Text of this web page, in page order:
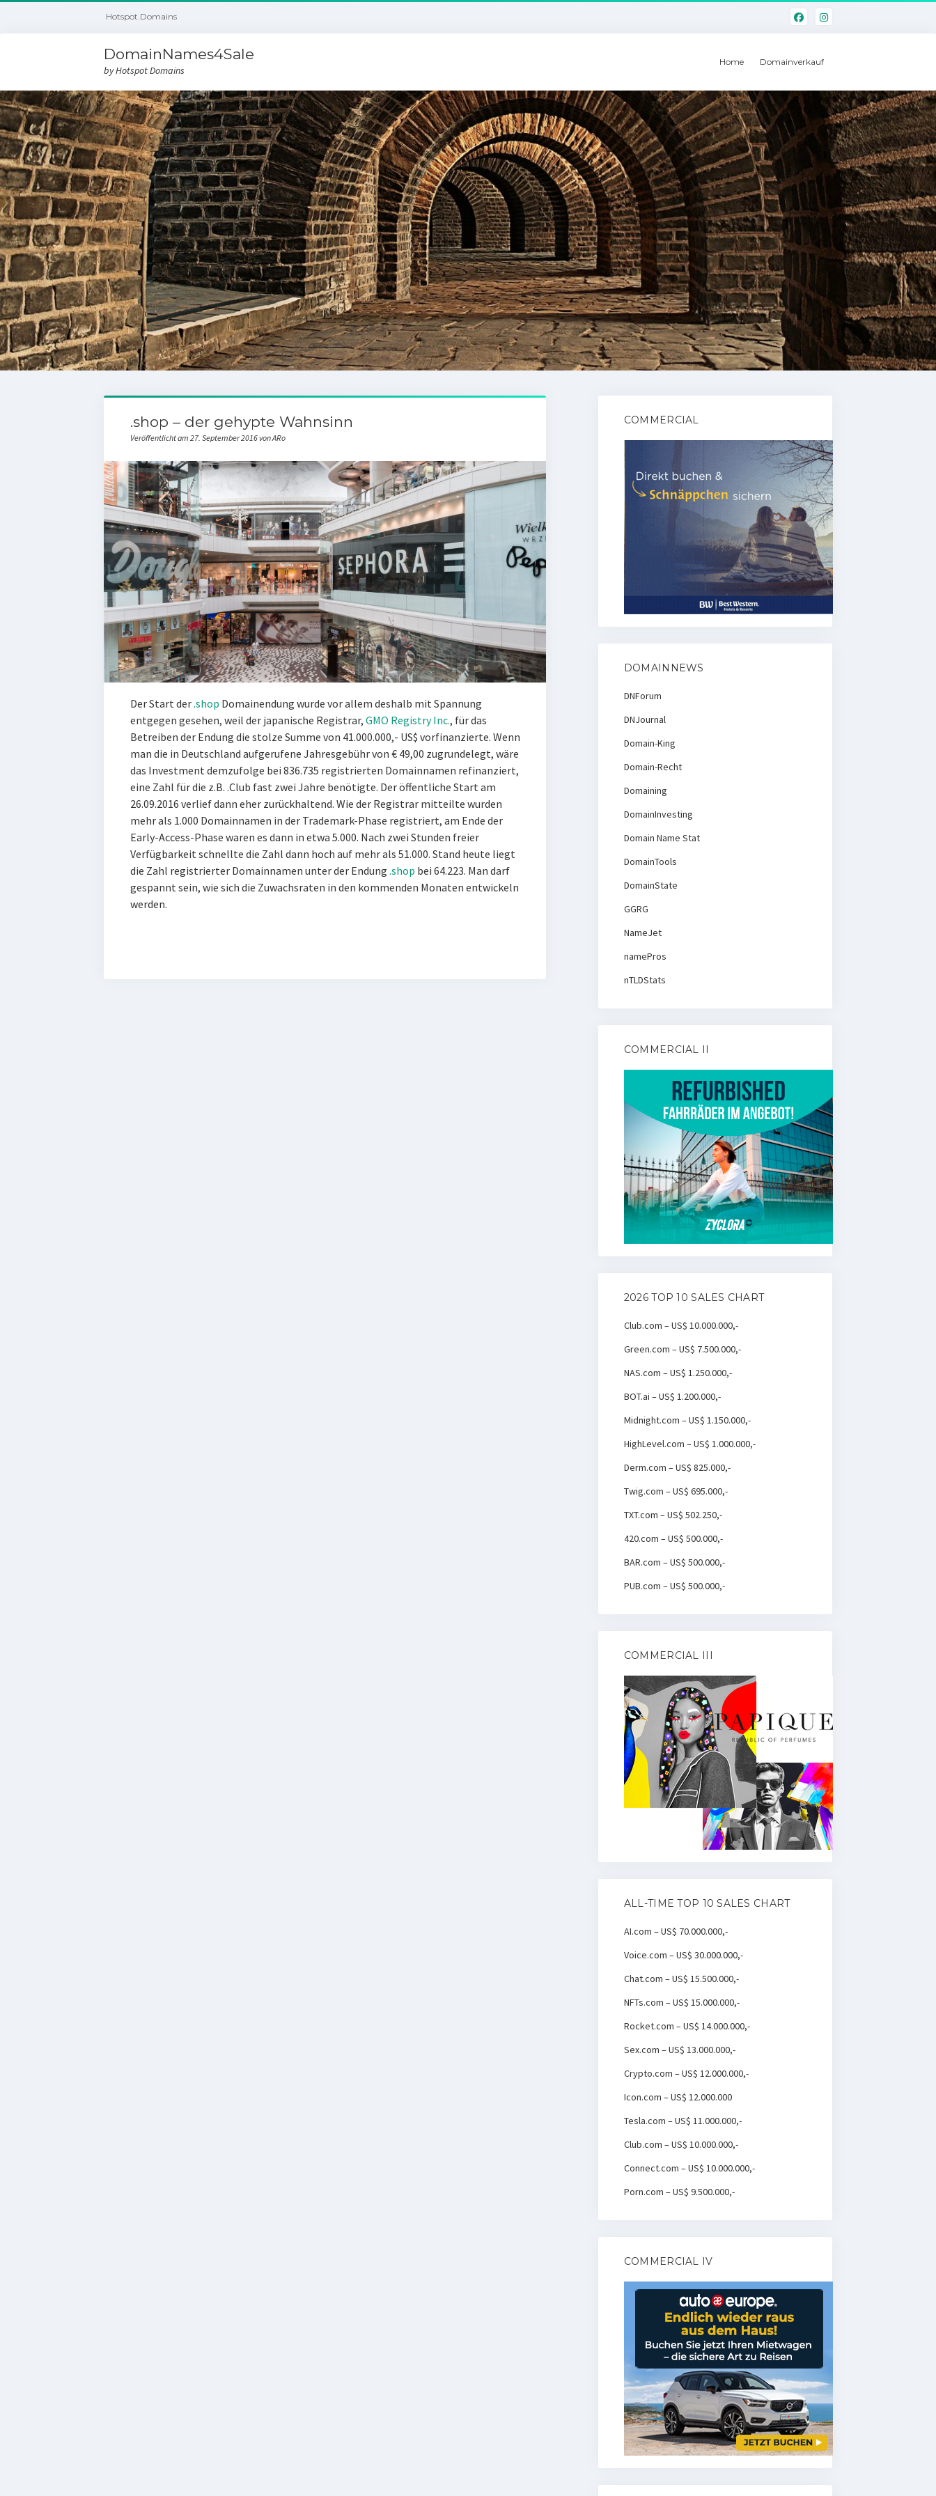
Hotspot.Domains
DomainNames4Sale
by Hotspot Domains
Home Domainverkauf
.shop – der gehypte Wahnsinn
Veröffentlicht am 27. September 2016 von ARo
Der Start der.shop Domainendung wurde vor allem deshalb mit Spannung
entgegen gesehen, weil der japanische Registrar, GMO Registry Inc., für das
Betreiben der Endung die stolze Summe von 41.000.000,- US$ vorfinanzierte. Wenn
man die in Deutschland aufgerufene Jahresgebühr von € 49,00 zugrundelegt, wäre
das Investment demzufolge bei 836.735 registrierten Domainnamen refinanziert,
eine Zahl für die z.B. .Club fast zwei Jahre benötigte. Der öffentliche Start am
26.09.2016 verlief dann eher zurückhaltend. Wie der Registrar mitteilte wurden
mehr als 1.000 Domainnamen in der Trademark-Phase registriert, am Ende der
Early-Access-Phase waren es dann in etwa 5.000. Nach zwei Stunden freier
Verfügbarkeit schnellte die Zahl dann hoch auf mehr als 51.000. Stand heute liegt
die Zahl registrierter Domainnamen unter der Endung .shop bei 64.223. Man darf
gespannt sein, wie sich die Zuwachsraten in den kommenden Monaten entwickeln
werden.
COMMERCIAL
DOMAINNEWS
DNForum
DNJournal
Domain-King
Domain-Recht
Domaining
DomainInvesting
Domain Name Stat
DomainTools
DomainState
GGRG
NameJet
namePros
nTLDStats
COMMERCIAL II
2026 TOP 10 SALES CHART
Club.com – US$ 10.000.000,-
Green.com – US$ 7.500.000,-
NAS.com – US$ 1.250.000,-
BOT.ai – US$ 1.200.000,-
Midnight.com – US$ 1.150.000,-
HighLevel.com – US$ 1.000.000,-
Derm.com – US$ 825.000,-
Twig.com – US$ 695.000,-
TXT.com – US$ 502.250,-
420.com – US$ 500.000,-
BAR.com – US$ 500.000,-
PUB.com – US$ 500.000,-
COMMERCIAL III
ALL-TIME TOP 10 SALES CHART
AI.com – US$ 70.000.000,-
Voice.com – US$ 30.000.000,-
Chat.com – US$ 15.500.000,-
NFTs.com – US$ 15.000.000,-
Rocket.com – US$ 14.000.000,-
Sex.com – US$ 13.000.000,-
Crypto.com – US$ 12.000.000,-
Icon.com – US$ 12.000.000
Tesla.com – US$ 11.000.000,-
Club.com – US$ 10.000.000,-
Connect.com – US$ 10.000.000,-
Porn.com – US$ 9.500.000,-
COMMERCIAL IV